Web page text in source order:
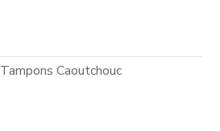
Tampons Caoutchouc